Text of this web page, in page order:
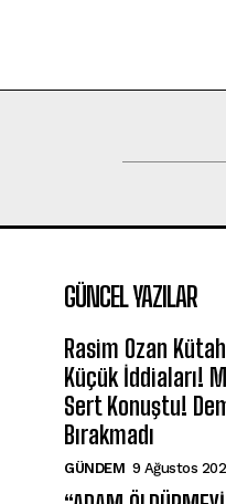
GÜNCEL YAZILAR
Rasim Ozan
Küçük İddiaları!
Sert Konuştu!
Bırakmadı
GÜNDEM 9 Ağustos